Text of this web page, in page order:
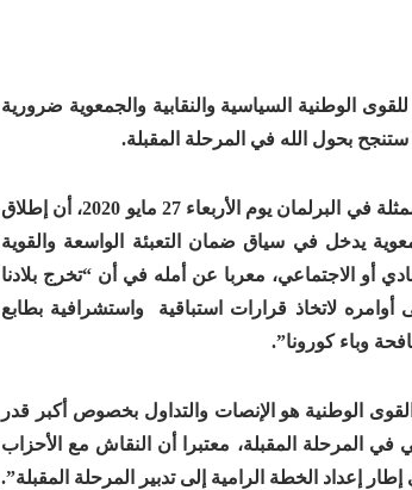
الوطنية السياسية والنقابية والجمعوية ضرورية
وشدد رئيس الحكومة، في لقاء عن بعد، جمعه مع رؤساء الأحزاب الممثلة في البرلمان يوم الأربعاء 27 مايو 2020، أن إطلاق
يدخل في سياق ضمان التعبئة الواسعة والقوية
أو الاقتصادي أو الاجتماعي، معربا عن أمله في أن “تخرج بلادنا
لاتخاذ قرارات استباقية واستشرافية بطابع
وباء كورونا”.
الوطنية هو الإنصات والتداول بخصوص أكبر قدر
المرحلة المقبلة، معتبرا أن النقاش مع الأحزاب
إعداد الخطة الرامية إلى تدبير المرحلة المقبلة”.